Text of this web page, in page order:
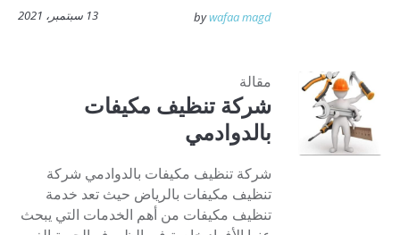
13 سبتمبر، 2021 bywafaa magd
مقالة
شركة تنظيف مكيفات
بالدوادمي
شركة تنظيف مكيفات بالدوادمي شركة
تنظيف مكيفات بالرياض حيث تعد خدمة
تنظيف مكيفات من أهم الخدمات التي يبحث